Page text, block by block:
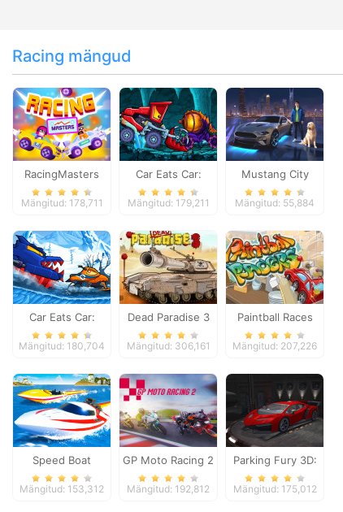
Racing mängud
RacingMasters
Mängitud: 178,711
Car Eats Car:
Dungeon
Adventure
Mängitud: 179,211
Mustang City
Driver
Mängitud: 55,884
Car Eats Car:
Winter Adventure
Mängitud: 180,704
Dead Paradise 3
Mängitud: 306,161
Paintball Races
Mängitud: 207,226
Speed Boat
Extreme Racing
Mängitud: 153,312
GP Moto Racing 2
Mängitud: 192,812
Parking Fury 3D:
Night Thief
Mängitud: 175,012